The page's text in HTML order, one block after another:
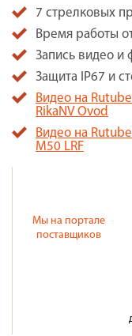
7 стрелковых
Время работы
Запись видео и
Защита IP67 и
Видео на
RikaNV Ovod
Видео на
M50 LRF
Мы на портале
поставщиков